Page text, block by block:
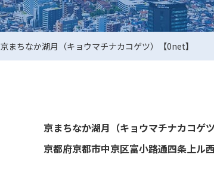
京まちなか湖月（キョウマチナカコゲツ）【0net】
京まちなか湖月（キョウマチナカコゲ
京都府京都市中京区富小路通四条上ル